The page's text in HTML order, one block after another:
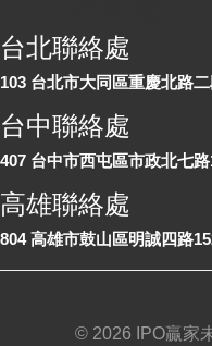
台北聯絡處
103 台北市大同區重慶北路
台中聯絡處
407 台中市西屯區市政北七
高雄聯絡處
804 高雄市鼓山區明誠四路
© 2026 IPO贏家